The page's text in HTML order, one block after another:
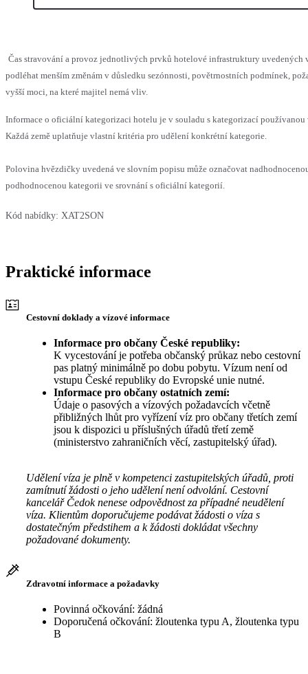
Čas stravování a provoz jednotlivých prvků hotelové infrastruktury uvedených
podléhat menším změnám v důsledku sezónnosti, povětrnostních podmínek,
vyšší moci, na které majitel nemá vliv.
Informace o oficiální kategorizaci hotelu je v souladu s kategorizací používanou
Každá země uplatňuje vlastní kritéria pro udělení konkrétní kategorie.
Polovina hvězdičky uvedená ve slovním popisu může označovat
podhodnocenou kategorii ve srovnání s oficiální kategorií.
Kód nabídky: XAT2SON
Praktické informace
Cestovní doklady a vízové informace
Informace pro občany České republiky:
K vycestování je potřeba občanský průkaz nebo cestovní
pas platný minimálně po dobu pobytu. Vízum není od
vstupu České republiky do Evropské unie nutné.
Informace pro občany ostatních zemí:
Údaje o pasových a vízových požadavcích včetně
přibližných lhůt pro vyřízení víz pro občany třetích zemí
jsou k dispozici u příslušných úřadů třetí země
(ministerstvo zahraničních věcí, zastupitelský úřad).
Udělení víza je plně v kompetenci zastupitelských úřadů, proti
zamítnutí žádosti o jeho udělení není odvolání. Cestovní
kancelář Čedok nenese odpovědnost za případné neudělení
víza. Klientům doporučujeme podávat žádosti o víza s
dostatečným předstihem a k žádosti dokládat všechny
požadované dokumenty.
Zdravotní informace a požadavky
Povinná očkování: žádná
Doporučená očkování: žloutenka typu A, žloutenka typu
B